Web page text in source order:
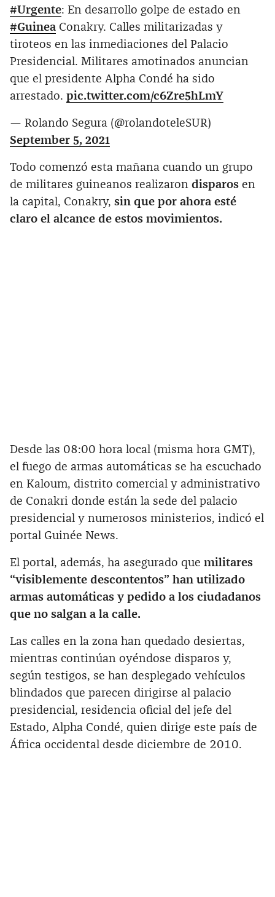
#Urgente: En desarrollo golpe de estado en
#Guinea Conakry. Calles militarizadas y
tiroteos en las inmediaciones del Palacio
Presidencial. Militares amotinados anuncian
que el presidente Alpha Condé ha sido
arrestado. pic.twitter.com/c6Zre5hLmY
— Rolando Segura (@rolandoteleSUR)
September 5, 2021
Todo comenzó esta mañana cuando un grupo
de militares guineanos realizaron disparos en
la capital, Conakry, sin que por ahora esté
claro el alcance de estos movimientos.
Desde las 08:00 hora local (misma hora GMT),
el fuego de armas automáticas se ha escuchado
en Kaloum, distrito comercial y administrativo
de Conakri donde están la sede del palacio
presidencial y numerosos ministerios, indicó el
portal Guinée News.
El portal, además, ha asegurado que militares
“visiblemente descontentos” han utilizado
armas automáticas y pedido a los ciudadanos
que no salgan a la calle.
Las calles en la zona han quedado desiertas,
mientras continúan oyéndose disparos y,
según testigos, se han desplegado vehículos
blindados que parecen dirigirse al palacio
presidencial, residencia oficial del jefe del
Estado, Alpha Condé, quien dirige este país de
África occidental desde diciembre de 2010.